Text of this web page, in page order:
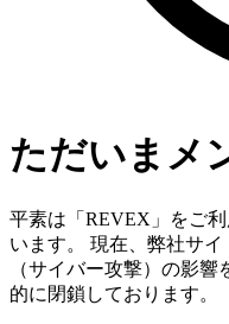
ただいまメ
平素は「REVEX」をご
います。 現在、弊社サ
（サイバー攻撃）の影
的に閉鎖しております。